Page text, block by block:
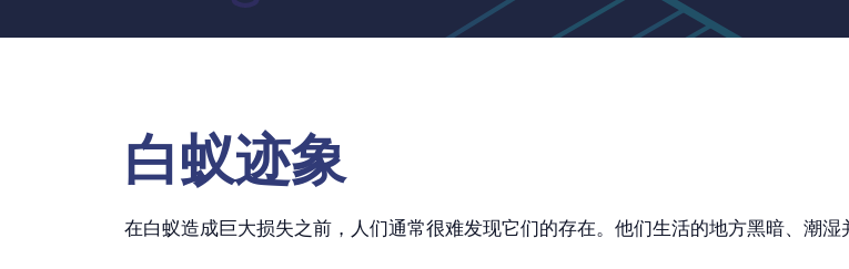
白蚁迹象
在白蚁造成巨大损失之前，人们通常很难发现它们的存在。他们生活的地方黑暗、潮湿